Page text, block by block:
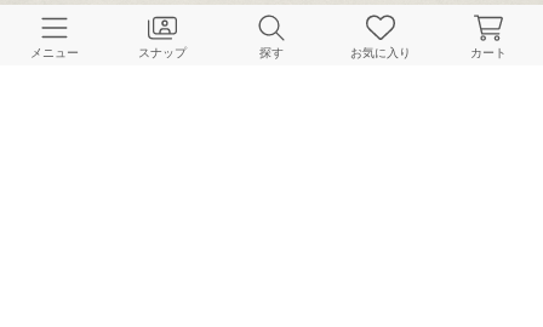
メニュー スナップ 探す お気に入り カート